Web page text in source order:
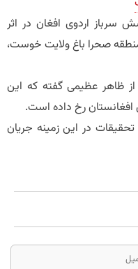
سرباز اردوی افغان در اثر
صحرا باغ ولایت خوست،
از ظاهر عظیمی گفته که این
رخ داده است.
در این زمینه جریان